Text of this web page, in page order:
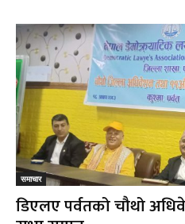
समाचार
डिएलए पर्वतको चौथो